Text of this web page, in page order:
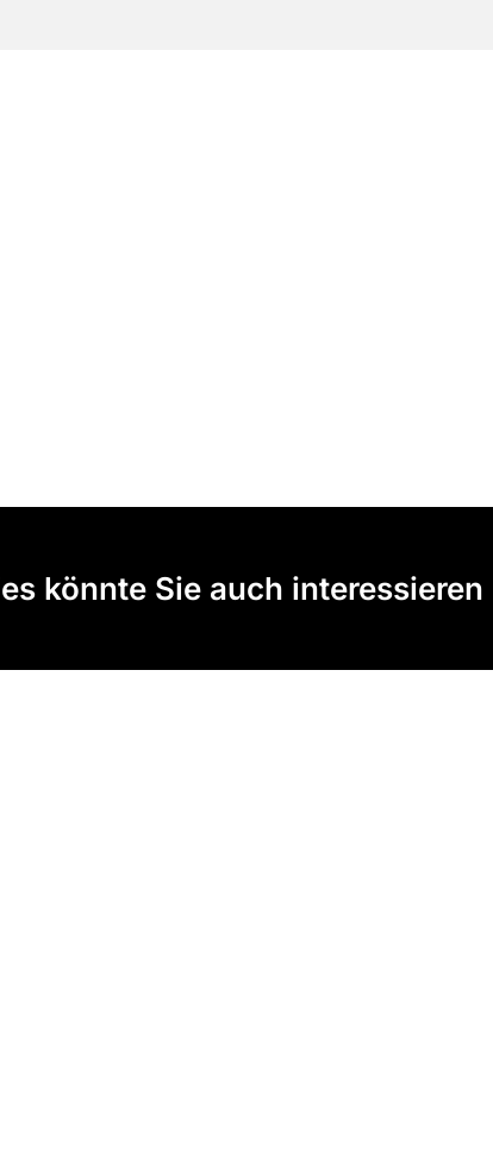
könnte Sie auch interessieren